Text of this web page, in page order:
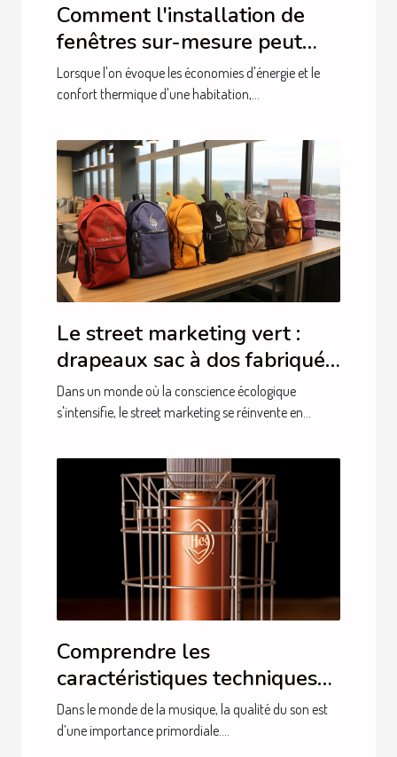
Comment l'installation de
fenêtres sur-mesure peut
améliorer l'efficacité
énergétique de votre maison
Lorsque l'on évoque les économies d'énergie et le
confort thermique d'une habitation,...
Le street marketing vert :
drapeaux sac à dos fabriqués
à partir de matériaux
durables
Dans un monde où la conscience écologique
s'intensifie, le street marketing se réinvente en...
Comprendre les
caractéristiques techniques
pour choisir le meilleur
microphone pour le chant
Dans le monde de la musique, la qualité du son est
d’une importance primordiale....